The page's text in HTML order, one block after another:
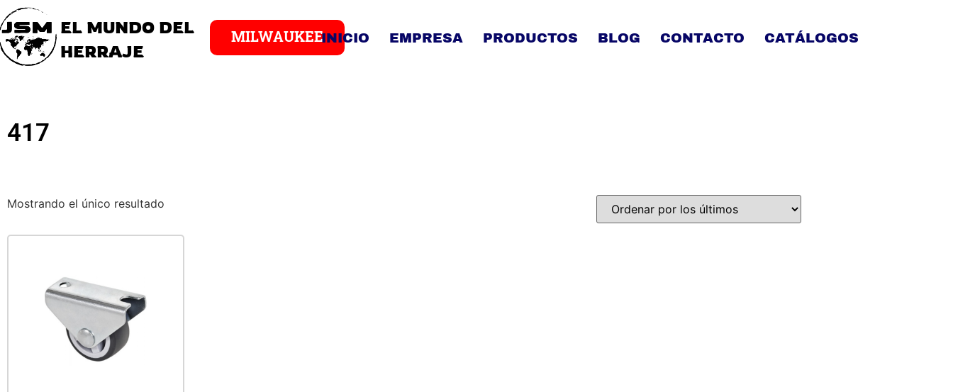
EL MUNDO DEL
HERRAJE
MILWAUKEEINICIO EMPRESA PRODUCTOS BLOG CONTACTO CATÁLOGOS
417
Mostrando el único resultado